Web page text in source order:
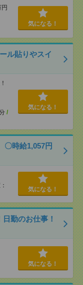
気になる！
ル貼りやスイ
！
/
気になる！
時給1,057円
気になる！
勤のお仕事！
気になる！